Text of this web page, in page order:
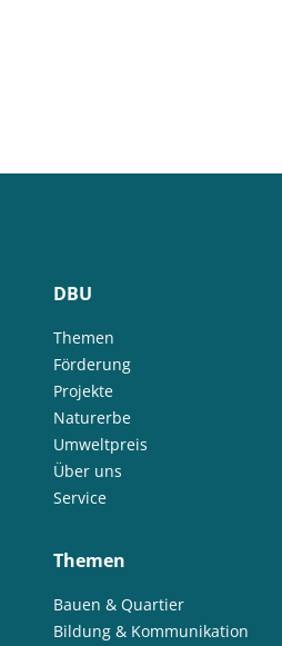
DBU
Themen
Förderung
Projekte
Naturerbe
Umweltpreis
Über uns
Service
Themen
Bauen & Quartier
Bildung & Kommunikation